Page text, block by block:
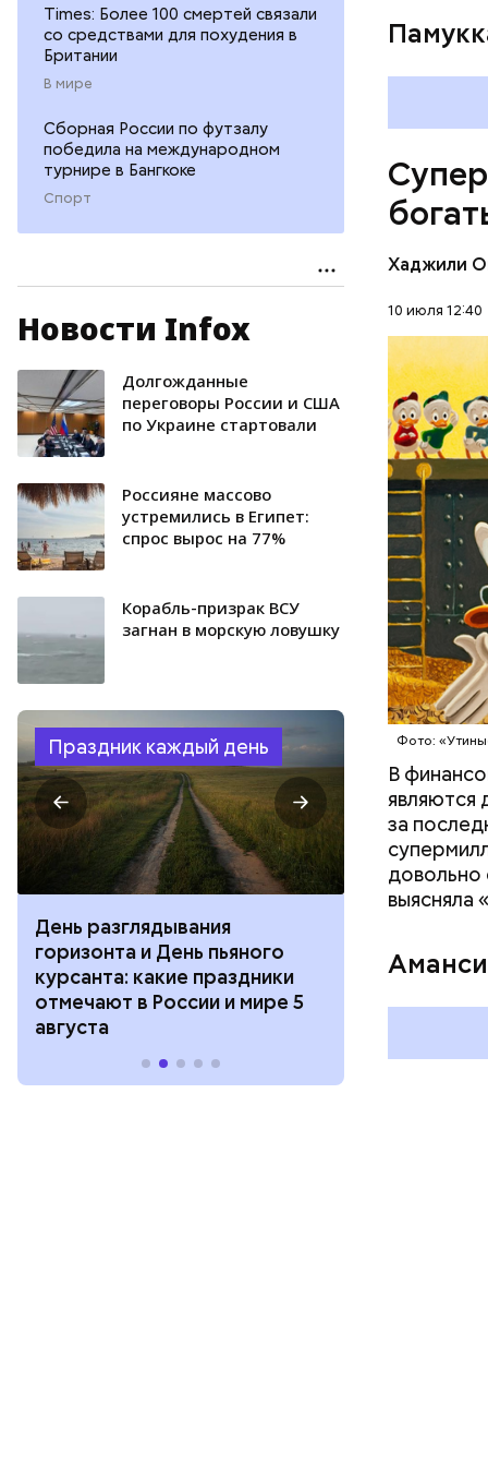
Times: Более 100 смертей связали
со средствами для похудения в
Британии
В мире
Сборная России по футзалу
победила на международном
турнире в Бангкоке
Спорт
Новости Infox
Долгожданные
переговоры России и США
по Украине стартовали
Россияне массово
устремились в Египет:
спрос вырос на 77%
Корабль-призрак ВСУ
загнан в морскую ловушку
Праздник каждый день
День разглядывания
горизонта и День пьяного
курсанта: какие праздники
отмечают в России и мире 5
августа
День
праздники
и мире 4
Хаджили
10 июля 12:40
Фото:
В
являются
за
довольно
выясняла
Фото:
Амансио
магазине
делала
ДЕНЬГИ